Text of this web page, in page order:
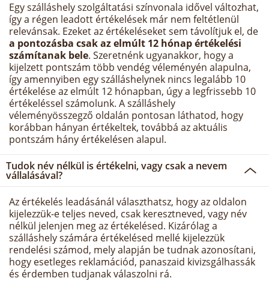
Egy szálláshely szolgáltatási színvonala idővel változhat,
így a régen leadott értékelések már nem feltétlenül
relevánsak. Ezeket az értékeléseket sem távolítjuk el, de
a pontozásba csak az elmúlt 12 hónap értékelési
számítanak bele. Szeretnénk ugyanakkor, hogy a
kijelzett pontszám több vendég véleményén alapulna,
így amennyiben egy szálláshelynek nincs legalább 10
értékelése az elmúlt 12 hónapban, úgy a legfrissebb 10
értékeléssel számolunk. A szálláshely
véleményösszegző oldalán pontosan láthatod, hogy
korábban hányan értékeltek, továbbá az aktuális
pontszám hány értékelésen alapul.
Tudok név nélkül is értékelni, vagy csak a nevem
vállalásával?
Az értékelés leadásánál választhatsz, hogy az oldalon
kijelezzük-e teljes neved, csak keresztneved, vagy név
nélkül jelenjen meg az értékelésed. Kizárólag a
szálláshely számára értékelésed mellé kijelezzük
rendelési számod, mely alapján be tudnak azonosítani,
hogy esetleges reklamációd, panaszaid kivizsgálhassák
és érdemben tudjanak válaszolni rá.